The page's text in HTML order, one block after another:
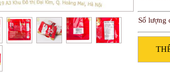
Số lượng